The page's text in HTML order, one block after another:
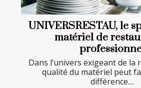
UNIVERSRESTAU, le
matériel de
Dans l’univers exigeant de la
qualité du matériel peut
différence....